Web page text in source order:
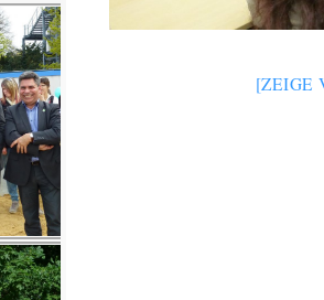
[ZEIGE